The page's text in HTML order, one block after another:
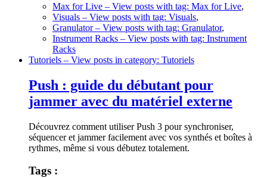
Max for Live – View posts with tag: Max for Live,
Visuals – View posts with tag: Visuals,
Granulator– View posts with tag: Granulator,
Instrument Racks – View posts with tag: Instrument
Racks
Tutoriels – View posts in category: Tutoriels
Push : guide du débutant pour
jammer avec du matériel externe
Découvrez comment utiliser Push 3 pour synchroniser,
séquencer et jammer facilement avec vos synthés et boîtes à
rythmes, même si vous débutez totalement.
Tags :